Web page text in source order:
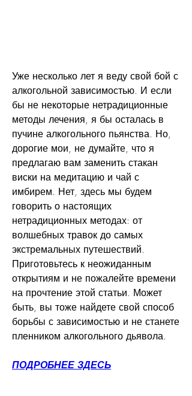
Уже несколько лет я веду свой бой с
алкогольной зависимостью. И если
бы не некоторые нетрадиционные
методы лечения, я бы осталась в
пучине алкогольного пьянства. Но,
дорогие мои, не думайте, что я
предлагаю вам заменить стакан
виски на медитацию и чай с
имбирем. Нет, здесь мы будем
говорить о настоящих
нетрадиционных методах: от
волшебных травок до самых
экстремальных путешествий.
Приготовьтесь к неожиданным
открытиям и не пожалейте времени
на прочтение этой статьи. Может
быть, вы тоже найдете свой способ
борьбы с зависимостью и не станете
пленником алкогольного дьявола.
ПОДРОБНЕЕ ЗДЕСЬ